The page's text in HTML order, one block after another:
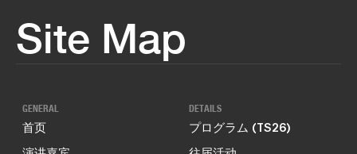
Site Map
GENERAL
首页
DETAILS
プログラム (TS26)